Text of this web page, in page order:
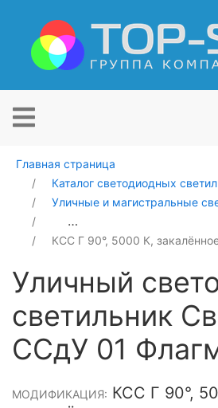
Главная страница
Каталог светодиодных
Уличные и магистральные
Уличный светодиодный
КСС Г 90°, 5000 К,
Уличный
светильник
ССдУ 01
МОДИФИКАЦИЯ: КСС Г 90°,